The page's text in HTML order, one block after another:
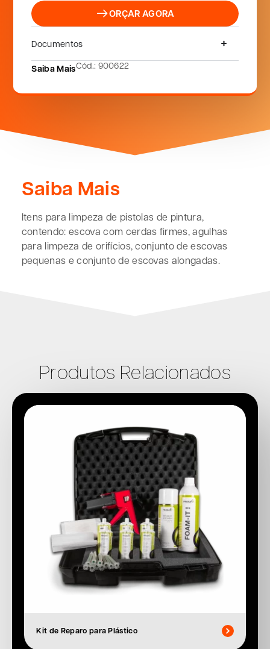
ORÇAR AGORA
Documentos
Saiba MaisCód.: 900622
Saiba Mais
Itens para limpeza de pistolas de pintura,
contendo: escova com cerdas firmes, agulhas
para limpeza de orifícios, conjunto de escovas
pequenas e conjunto de escovas alongadas.
Produtos Relacionados
Kit de Reparo para Plástico